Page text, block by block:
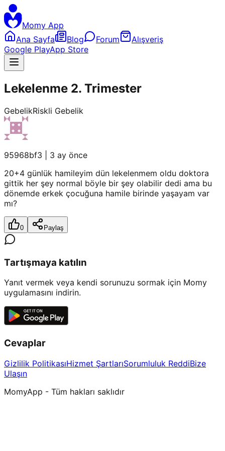
Momy App
Ana Sayfa
Blog Forum
Alışveriş
Google PlayApp Store
Lekelenme 2. Trimester
GebelikRiskli Gebelik
95968bf3
3 ay önce
20+4 günlük hamileyim dün lekelenmem oldu doktora
gittik her şey normal böyle bir şey olabilir dedi ama bu
dönemde erkek çocuğuna hamile birinde yaşayam var
mı?
0 Paylaş
Tartışmaya katılın
Yanıt vermek veya kendi sorunuzu sormak için Momy
uygulamasını indirin.
Cevaplar
Gizlilik PolitikasıHizmet ŞartlarıSorumluluk ReddiBize
Ulaşın
MomyApp - Tüm hakları saklıdır